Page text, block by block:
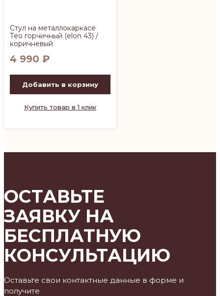
Стул на металлокаркасе
Тео горчичный (elon 43) /
коричневый
4 990 ₽
Добавить в корзину
Купить товар в 1 клик
ОСТАВЬТЕ
ЗАЯВКУ НА
БЕСПЛАТНУЮ
КОНСУЛЬТАЦИЮ
Оставьте свои контактные данные в форме и
получите